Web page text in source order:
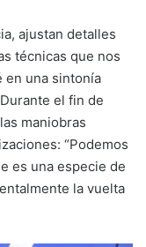
ajustan detalles
técnicas que nos
en una sintonía
el fin de
maniobras
“Podemos
es una especie de
la vuelta